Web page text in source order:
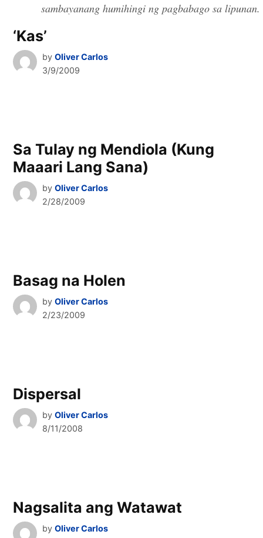
sambayanang humihingi ng pagbabago sa lipunan.
‘Kas’
by Oliver Carlos
3/9/2009
Sa Tulay ng Mendiola (Kung
Maaari Lang Sana)
by Oliver Carlos
2/28/2009
Basag na Holen
by Oliver Carlos
2/23/2009
Dispersal
by Oliver Carlos
8/11/2008
Nagsalita ang Watawat
by Oliver Carlos